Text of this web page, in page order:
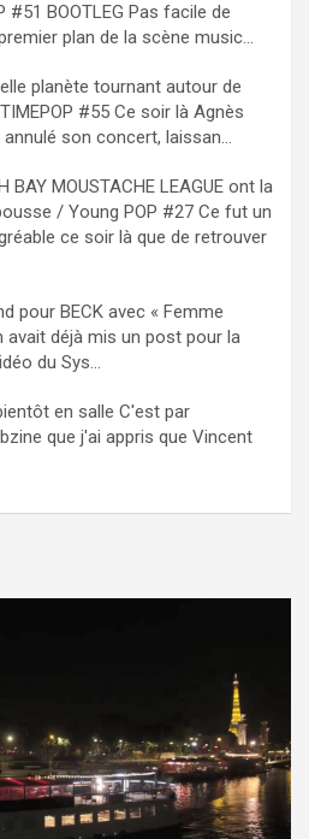
#51 BOOTLEG Pas facile de
plan de la scène music...
planète tournant autour de
#55 Ce soir là Agnès
annulé son concert, laissan...
BAY MOUSTACHE LEAGUE ont la
/ Young POP #27 Ce fut un
ce soir là que de retrouver
pour BECK avec « Femme
avait déjà mis un post pour la
du Sys...
en salle C'est par
que j'ai appris que Vincent